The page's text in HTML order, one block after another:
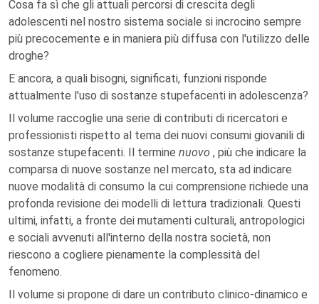
Cosa fa sì che gli attuali percorsi di crescita degli
adolescenti nel nostro sistema sociale si incrocino sempre
più precocemente e in maniera più diffusa con l'utilizzo delle
droghe?
E ancora, a quali bisogni, significati, funzioni risponde
attualmente l'uso di sostanze stupefacenti in adolescenza?
Il volume raccoglie una serie di contributi di ricercatori e
professionisti rispetto al tema dei nuovi consumi giovanili di
sostanze stupefacenti. Il termine nuovo , più che indicare la
comparsa di nuove sostanze nel mercato, sta ad indicare
nuove modalità di consumo la cui comprensione richiede una
profonda revisione dei modelli di lettura tradizionali. Questi
ultimi, infatti, a fronte dei mutamenti culturali, antropologici
e sociali avvenuti all'interno della nostra società, non
riescono a cogliere pienamente la complessità del
fenomeno.
Il volume si propone di dare un contributo clinico-dinamico e